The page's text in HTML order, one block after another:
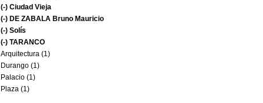
(-) Ciudad Vieja
(-) DE ZABALA Bruno Mauricio
(-) Solís
(-) TARANCO
Arquitectura (1)
Durango (1)
Palacio (1)
Plaza (1)